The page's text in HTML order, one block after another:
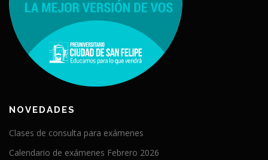
NOVEDADES
Clases de consulta para exámenes
Calendario de exámenes Febrero 2026